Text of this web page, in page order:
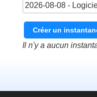
Créer un
Il n'y a aucun